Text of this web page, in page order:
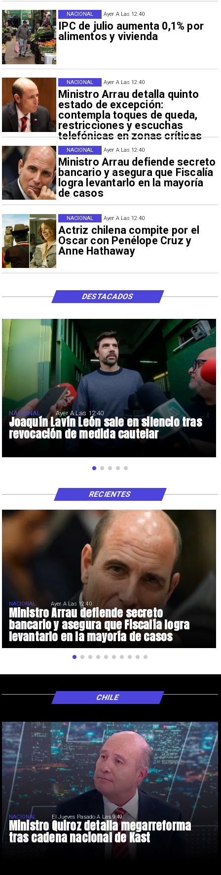
Ayer A Las 12:40
IPC de julio aumenta 0,1% por
alimentos y vivienda
NACIONAL
Ayer A Las 12:40
Ministro Arrau detalla quinto
estado de excepción:
contempla toques de queda,
restricciones y escuchas
telefónicas en zonas críticas
NACIONAL
Ayer A Las 12:40
Ministro Arrau defiende secreto
bancario y asegura que Fiscalía
logra levantarlo en la mayoría
de casos
NACIONAL
Ayer A Las 12:40
Actriz chilena compite por el
Oscar con Penélope Cruz y
Anne Hathaway
NACIONAL
Joaquín Lavín León sale en silencio tras
revocación de medida cautelar
NACIONAL Ayer A Las 12:40
DESTACADOS
Ministro Arrau defiende secreto
bancario y asegura que Fiscalía logra
levantarlo en la mayoría de casos
NACIONAL Ayer A Las 12:40
RECIENTES
Ministro Quiroz detalla megarreforma
tras cadena nacional de Kast
NACIONAL El Jueves Pasado A Las 9:49
CHILE